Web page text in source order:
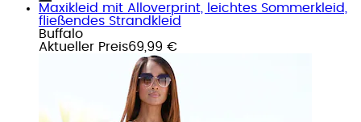
Maxikleid mit Alloverprint, leichtes Sommerkleid,
fließendes Strandkleid
Buffalo
Aktueller Preis69,99 €